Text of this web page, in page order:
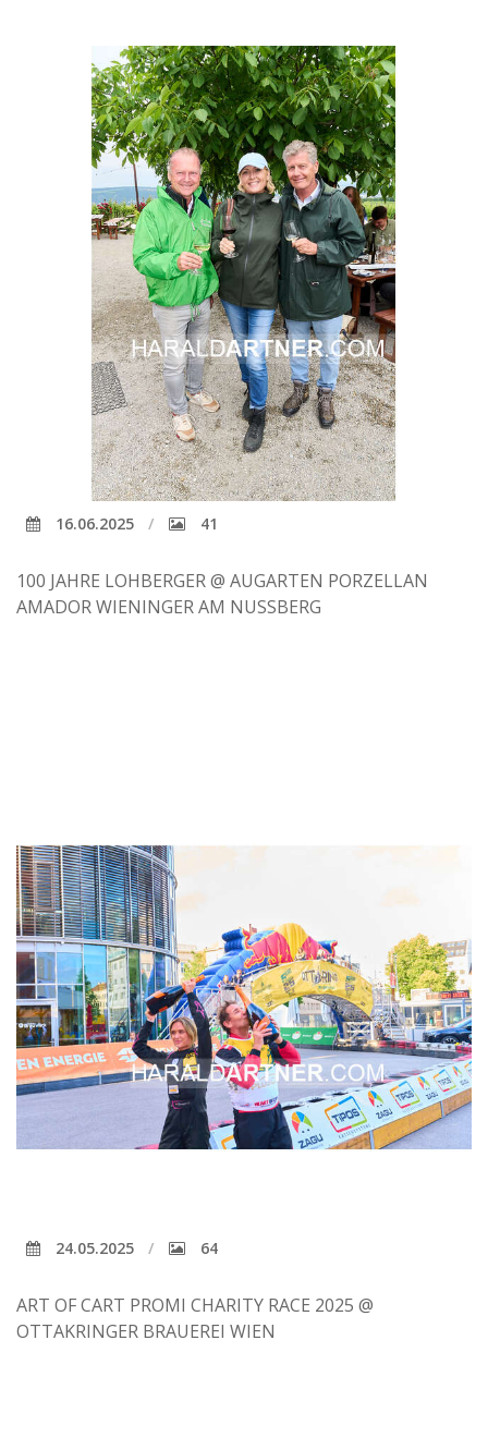
16.06.2025 41
100 JAHRE LOHBERGER @ AUGARTEN PORZELLAN
AMADOR WIENINGER AM NUSSBERG
24.05.2025 64
ART OF CART PROMI CHARITY RACE 2025 @
OTTAKRINGER BRAUEREI WIEN